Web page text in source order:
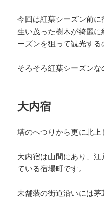
今回は紅葉シーズン前
生い茂った樹木が綺麗
ーズンを狙って観光す
そろそろ紅葉シーズンな
大内宿
塔のへつりから更に北上
大内宿は山間にあり、
ている宿場町です。
未舗装の街道沿いには